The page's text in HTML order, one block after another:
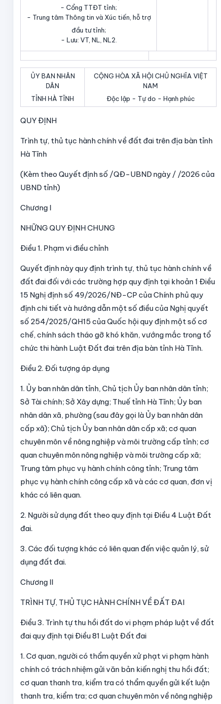
- Cổng TTĐT tỉnh;
- Trung tâm Thông tin và Xúc tiến, hỗ trợ
đầu tư tỉnh;
- Lưu: VT, NL, NL2
ỦY BAN NHÂN
DÂN
TỈNH HÀ TĨNH
CỘNG HÒA XÃ HỘI CHỦ NGHĨA VIỆT
NAM
Độc lập - Tự do - Hạnh phúc
QUY ĐỊNH
Trình tự, thủ tục hành chính về đất đai trên địa bàn tỉnh
Hà Tĩnh
(Kèm theo Quyết định số /QĐ-UBND ngày / /2026 của
UBND tỉnh)
Chương I
NHỮNG QUY ĐỊNH CHUNG
Điều 1. Phạm vi điều chỉnh
Quyết định này quy định trình tự, thủ tục hành chính về
đất đai đối với các trường hợp quy định tại khoản 1 Điều
15 Nghị định số 49/2026/NĐ-CP của Chính phủ quy
định chi tiết và hướng dẫn một số điều của Nghị quyết
số 254/2025/QH15 của Quốc hội quy định một số cơ
chế, chính sách tháo gỡ khó khăn, vướng mắc trong tổ
chức thi hành Luật Đất đai trên địa bàn tỉnh Hà Tĩnh.
Điều 2. Đối tượng áp dụng
1. Ủy ban nhân dân tỉnh, Chủ tịch Ủy ban nhân dân tỉnh;
Sở Tài chính; Sở Xây dựng; Thuế tỉnh Hà Tĩnh; Ủy ban
nhân dân xã, phường (sau đây gọi là Ủy ban nhân dân
cấp xã); Chủ tịch Ủy ban nhân dân cấp xã; cơ quan
chuyên môn về nông nghiệp và môi trường cấp tỉnh; cơ
quan chuyên môn nông nghiệp và môi trường cấp xã;
Trung tâm phục vụ hành chính công tỉnh; Trung tâm
phục vụ hành chính công cấp xã và các cơ quan, đơn vị
khác có liên quan.
2. Người sử dụng đất theo quy định tại Điều 4 Luật Đất
đai.
3. Các đối tượng khác có liên quan đến việc quản lý, sử
dụng đất đai.
Chương II
TRÌNH TỰ, THỦ TỤC HÀNH CHÍNH VỀ ĐẤT ĐAI
Điều 3. Trình tự thu hồi đất do vi phạm pháp luật về đất
đai quy định tại Điều 81 Luật Đất đai
1. Cơ quan, người có thẩm quyền xử phạt vi phạm hành
chính có trách nhiệm gửi văn bản kiến nghị thu hồi đất;
cơ quan thanh tra, kiểm tra có thẩm quyền gửi kết luận
thanh tra, kiểm tra; cơ quan chuyên môn về nông nghiệp